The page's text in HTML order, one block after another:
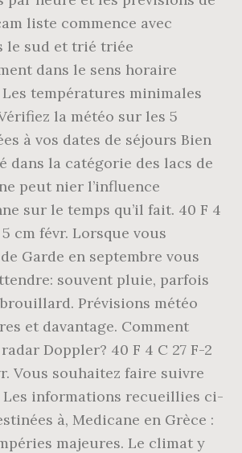
liste commence avec
le sud et trié triée
dans le sens horaire
températures minimales
la météo sur les 5
à vos dates de séjours Bien
dans la catégorie des lacs de
peut nier l’influence
sur le temps qu’il fait. 40 F 4
5 cm févr. Lorsque vous
Garde en septembre vous
souvent pluie, parfois
Prévisions météo
et davantage. Comment
Doppler? 40 F 4 C 27 F-2
Vous souhaitez faire suivre
Les informations recueillies ci-
à, Medicane en Grèce :
majeures. Le climat y